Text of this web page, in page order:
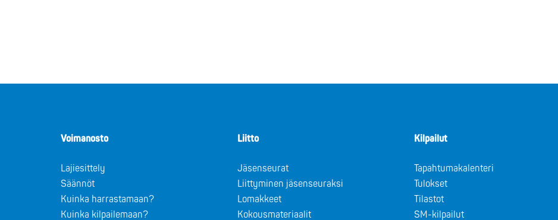
Voimanosto
Lajiesittely
Säännöt
Kuinka harrastamaan?
Kuinka kilpailemaan?
Liitto
Jäsenseurat
Liittyminen jäsenseuraksi
Lomakkeet
Kokousmateriaalit
Kilpailut
Tapahtumakalenteri
Tulokset
Tilastot
SM-kilpailut